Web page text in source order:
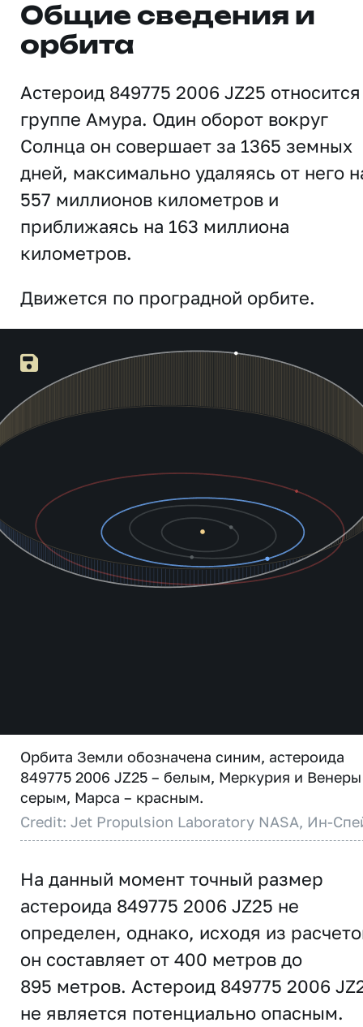
Общие сведения и
орбита
Астероид 849775 2006 JZ25
группе Амура. Один оборот вокруг
Солнца он совершает за 1365 земных
дней, максимально удаляясь от него
557 миллионов километров и
приближаясь на 163 миллиона
километров.
Движется по проградной орбите.
Орбита Земли обозначена синим, астероида
849775 2006 JZ25 – белым, Меркурия и
серым, Марса – красным.
Credit: Jet Propulsion Laboratory NASA, Ин-
На данный момент точный размер
астероида 849775 2006 JZ25 не
определен, однако, исходя из
он составляет от 400 метров до
895 метров. Астероид 849775 2006
не является потенциально опасным.